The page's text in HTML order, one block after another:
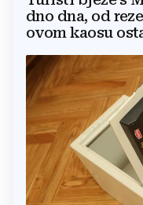
dno dna, od
ovom kaosu